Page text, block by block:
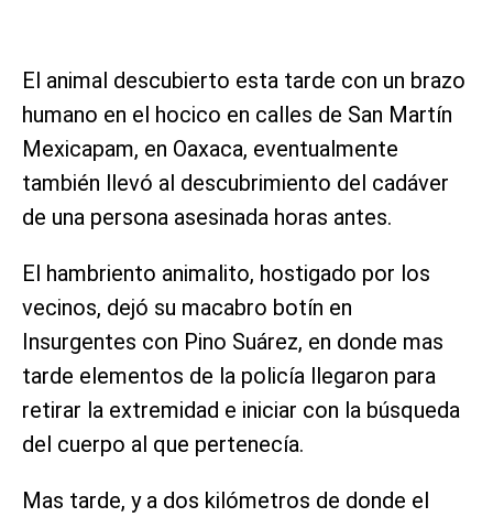
El animal descubierto esta tarde con un brazo
humano en el hocico en calles de San Martín
Mexicapam, en Oaxaca, eventualmente
también llevó al descubrimiento del cadáver
de una persona asesinada horas antes.
El hambriento animalito, hostigado por los
vecinos, dejó su macabro botín en
Insurgentes con Pino Suárez, en donde mas
tarde elementos de la policía llegaron para
retirar la extremidad e iniciar con la búsqueda
del cuerpo al que pertenecía.
Mas tarde, y a dos kilómetros de donde el